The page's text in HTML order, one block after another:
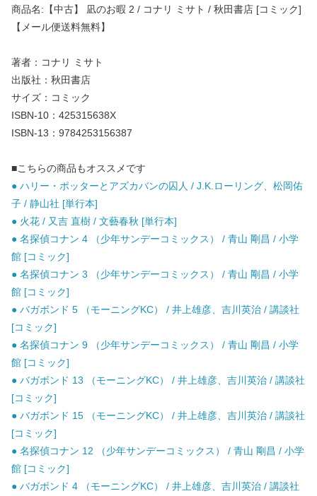
商品名:【中古】 凪のお暇 2 / コナリ ミサト / 秋田書店 [コミック]
【メール便送料無料】
著者：コナリ ミサト
出版社：秋田書店
サイズ：コミック
ISBN-10：425315638X
ISBN-13：9784253156387
■こちらの商品もオススメです
● ハリー・ポッターとアズカバンの囚人 / J.K.ローリング、松岡佑
子 / 静山社 [単行本]
● 火花 / 又吉 直樹 / 文藝春秋 [単行本]
● 名探偵コナン 4 （少年サンデーコミックス） / 青山 剛昌 / 小学
館 [コミック]
● 名探偵コナン 3 （少年サンデーコミックス） / 青山 剛昌 / 小学
館 [コミック]
● バガボンド 5 （モーニングKC） / 井上雄彦、吉川英治 / 講談社
[コミック]
● 名探偵コナン 9 （少年サンデーコミックス） / 青山 剛昌 / 小学
館 [コミック]
● バガボンド 13 （モーニングKC） / 井上雄彦、吉川英治 / 講談社
[コミック]
● バガボンド 15 （モーニングKC） / 井上雄彦、吉川英治 / 講談社
[コミック]
● 名探偵コナン 12 （少年サンデーコミックス） / 青山 剛昌 / 小学
館 [コミック]
● バガボンド 4 （モーニングKC） / 井上雄彦、吉川英治 / 講談社